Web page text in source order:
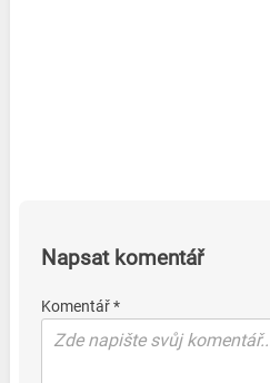
Napsat komentář
Komentář *